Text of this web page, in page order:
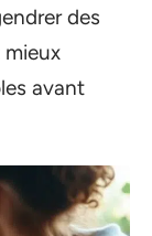
des
avant